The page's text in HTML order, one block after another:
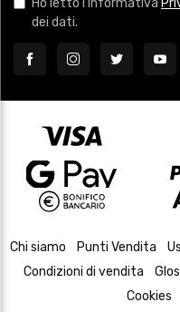
Ho letto l'informativa
dei dati.
Chi siamo Punti Vendita
Condizioni di vendita
Cookies